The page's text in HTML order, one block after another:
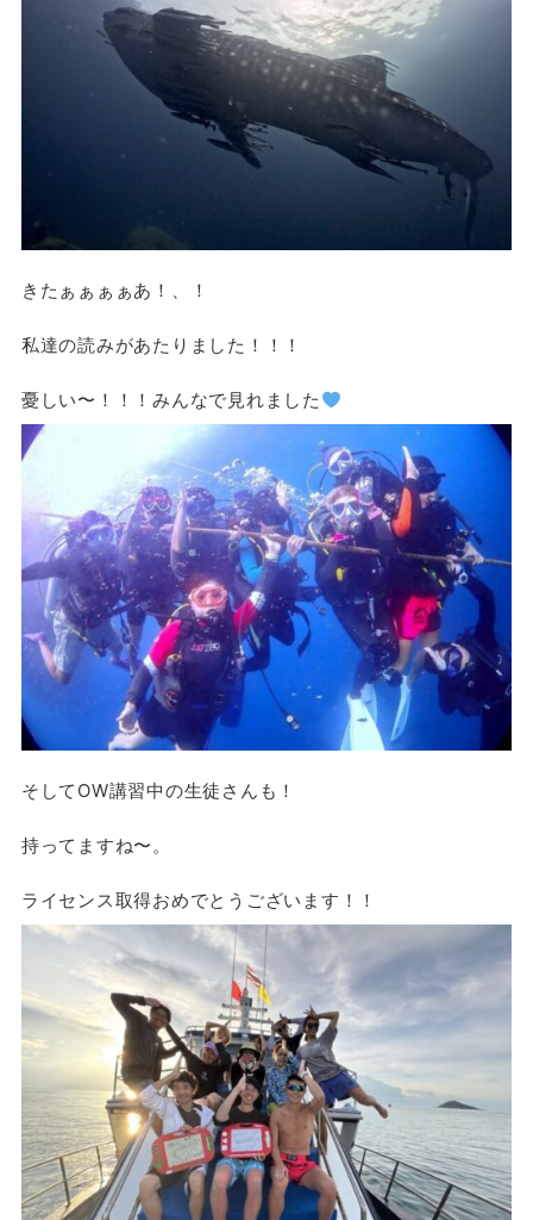
きたぁぁぁぁあ！、！
私達の読みがあたりました！！！
憂しい〜！！！みんなで見れました
そしてOW講習中の生徒さんも！
持ってますね〜。
ライセンス取得おめでとうございます！！